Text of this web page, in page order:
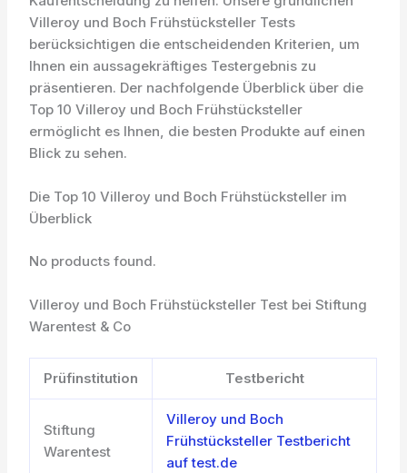
Villeroy und Boch Frühstücksteller Tests
berücksichtigen die entscheidenden Kriterien, um
Ihnen ein aussagekräftiges Testergebnis zu
präsentieren. Der nachfolgende Überblick über die
Top 10 Villeroy und Boch Frühstücksteller
ermöglicht es Ihnen, die besten Produkte auf einen
Blick zu sehen.
Die Top 10 Villeroy und Boch Frühstücksteller im
Überblick
No products found.
Villeroy und Boch Frühstücksteller Test bei Stiftung
Warentest & Co
Prüfinstitution Testbericht
Stiftung
Warentest
Villeroy und Boch
Frühstücksteller Testbericht
auf test.de